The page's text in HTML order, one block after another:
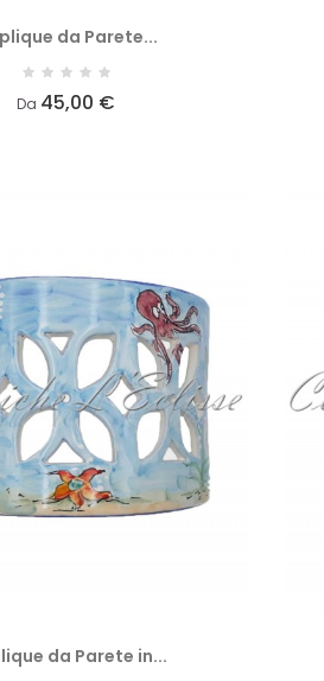
da Parete...
Da 45,00 €
da Parete in...